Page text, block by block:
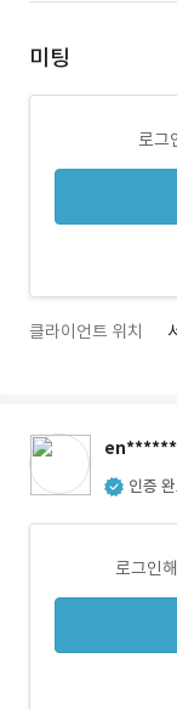
미팅
로그
클라이언트 위치
en******
인증
로그인